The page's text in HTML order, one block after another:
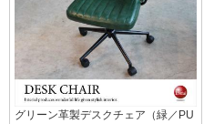
グリーン革製デスクチェア（緑／PU